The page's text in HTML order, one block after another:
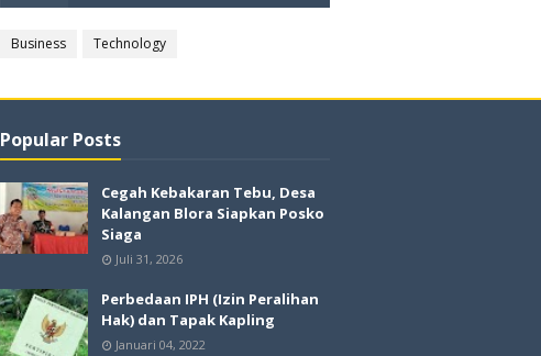
Business Technology
Popular Posts
Cegah Kebakaran Tebu, Desa
Kalangan Blora Siapkan Posko
Siaga
Juli 31, 2026
Perbedaan IPH (Izin Peralihan
Hak) dan Tapak Kapling
Januari 04, 2022